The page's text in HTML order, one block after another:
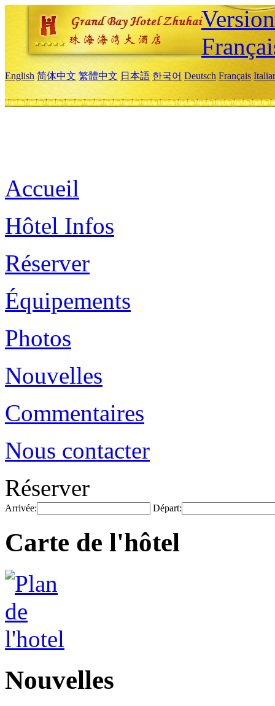
English 简体中文 繁體中文 日本語 한국어 Deutsch Français
Accueil
Hôtel Infos
Réserver
Équipements
Photos
Nouvelles
Commentaires
Nous contacter
Réserver
Arrivée: Départ:
Carte de l'hôtel
Nouvelles